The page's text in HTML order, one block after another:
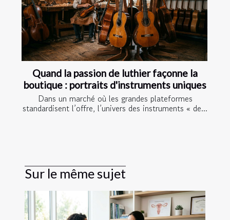
Quand la passion de luthier façonne la
boutique : portraits d'instruments uniques
Dans un marché où les grandes plateformes
standardisent l’offre, l’univers des instruments « de...
Sur le même sujet